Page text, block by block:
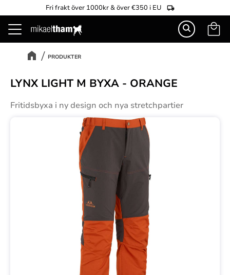
Meny
Fri frakt över 1000kr & över €350 i EU
PRODUKTER
LYNX LIGHT M BYXA - ORANGE
Fritidsbyxa i ny design och nya stretchpartier